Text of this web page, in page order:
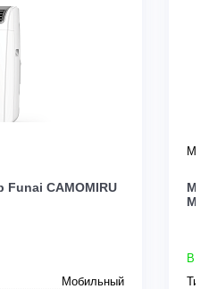
CAMOMIRU
Мобильный
В
Тип